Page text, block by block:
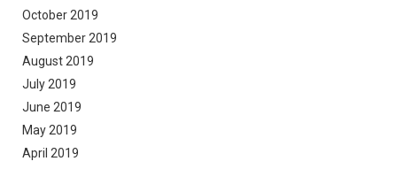
October 2019
September 2019
August 2019
July 2019
June 2019
May 2019
April 2019